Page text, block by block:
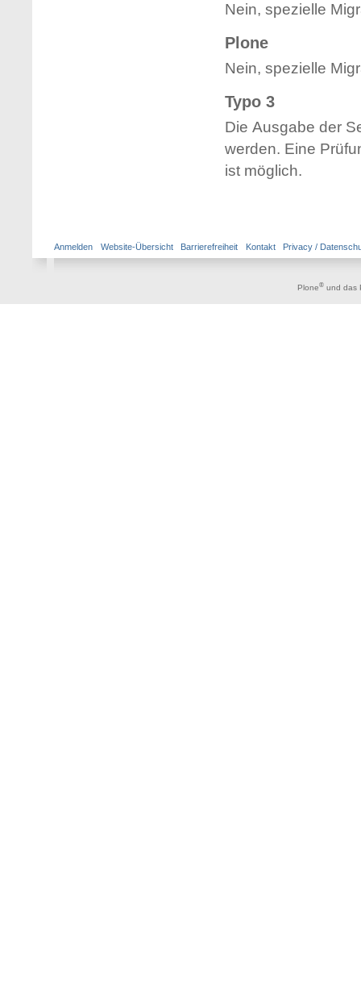
Nein, spezielle
Plone
Nein, spezielle
Typo 3
Die Ausgabe der
werden. Eine
ist möglich.
Anmelden Website-Übersicht Barrierefreiheit Kontakt Privacy /
Plone® und das